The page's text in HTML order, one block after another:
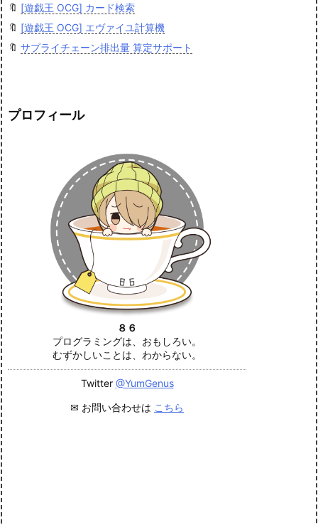
🔖 [遊戯王 OCG] カード検索
🔖 [遊戯王 OCG] エヴァイユ計算機
🔖 サプライチェーン排出量 算定サポート
プロフィール
８６
プログラミングは、おもしろい。
むずかしいことは、わからない。
Twitter @YumGenus
✉ お問い合わせは こちら